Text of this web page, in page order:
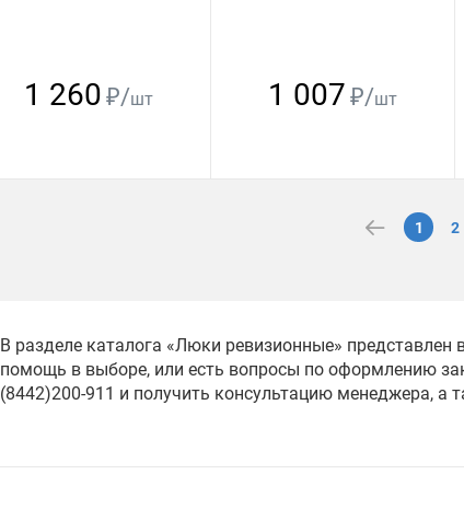
1 260 ₽/шт 1 007 ₽/шт
1 2
В разделе каталога «Люки ревизионные»
помощь в выборе, или есть вопросы по оформлению
(8442)200-911 и получить консультацию менеджера, а